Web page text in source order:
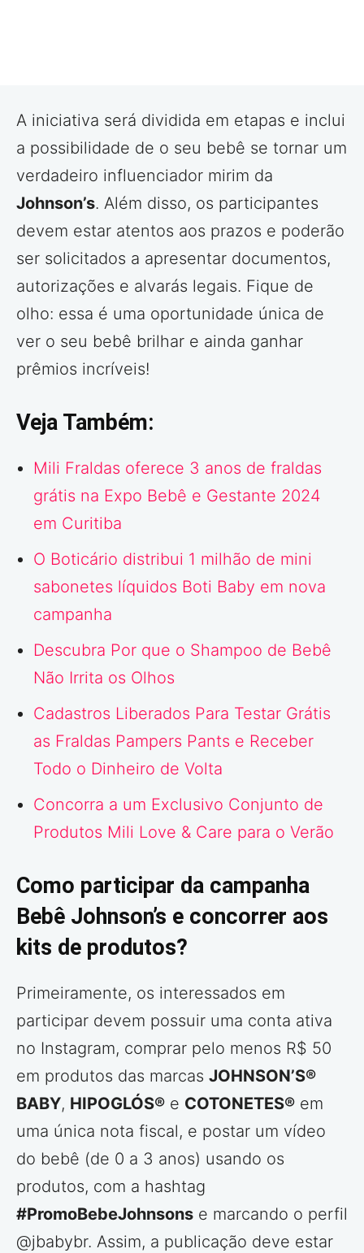
A iniciativa será dividida em etapas e inclui
a possibilidade de o seu bebê se tornar um
verdadeiro influenciador mirim da
Johnson’s. Além disso, os participantes
devem estar atentos aos prazos e poderão
ser solicitados a apresentar documentos,
autorizações e alvarás legais. Fique de
olho: essa é uma oportunidade única de
ver o seu bebê brilhar e ainda ganhar
prêmios incríveis!
Veja Também:
Mili Fraldas oferece 3 anos de fraldas
grátis na Expo Bebê e Gestante 2024
em Curitiba
O Boticário distribui 1 milhão de mini
sabonetes líquidos Boti Baby em nova
campanha
Descubra Por que o Shampoo de Bebê
Não Irrita os Olhos
Cadastros Liberados Para Testar Grátis
as Fraldas Pampers Pants e Receber
Todo o Dinheiro de Volta
Concorra a um Exclusivo Conjunto de
Produtos Mili Love & Care para o Verão
Como participar da campanha
Bebê Johnson’s e concorrer aos
kits de produtos?
Primeiramente, os interessados em
participar devem possuir uma conta ativa
no Instagram, comprar pelo menos R$ 50
em produtos das marcas JOHNSON’S®
BABY, HIPOGLÓS® e COTONETES® em
uma única nota fiscal, e postar um vídeo
do bebê (de 0 a 3 anos) usando os
produtos, com a hashtag
#PromoBebeJohnsons e marcando o perfil
@jbabybr. Assim, a publicação deve estar